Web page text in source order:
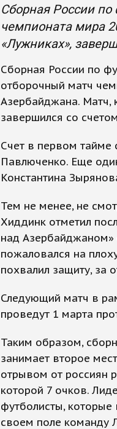
Сборная России по
чемпионата мира
«Лужниках»,
Сборная России по
отборочный матч
Азербайджана. Матч,
завершился со
Счет в первом
Павлюченко. Еще
Константина
Тем не менее, не
Хиддинк отметил
над Азербайджаном»
пожаловался на
похвалил защиту, за
Следующий матч в
проведут 1 марта
Таким образом,
занимает второе
отрывом от россиян
которой 7 очков.
футболисты, которые
своем поле команду